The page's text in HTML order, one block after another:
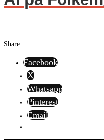
Share
Facebook
X
Whatsapp
Pinterest
Email